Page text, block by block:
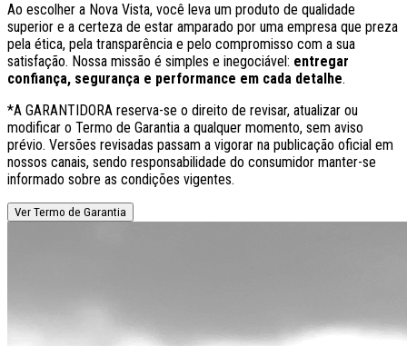
Ao escolher a Nova Vista, você leva um produto de qualidade
superior e a certeza de estar amparado por uma empresa que preza
pela ética, pela transparência e pelo compromisso com a sua
satisfação. Nossa missão é simples e inegociável: entregar
confiança, segurança e performance em cada detalhe.
*A GARANTIDORA reserva-se o direito de revisar, atualizar ou
modificar o Termo de Garantia a qualquer momento, sem aviso
prévio. Versões revisadas passam a vigorar na publicação oficial em
nossos canais, sendo responsabilidade do consumidor manter-se
informado sobre as condições vigentes.
Ver Termo de Garantia